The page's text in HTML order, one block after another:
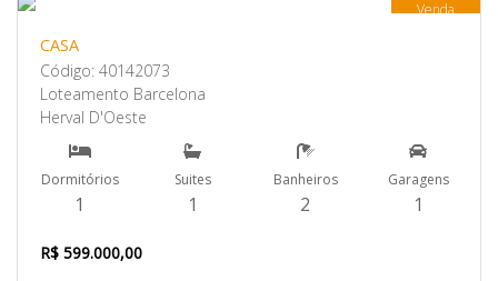
Venda
CASA
Código: 40142073
Loteamento Barcelona
Herval D'Oeste
Dormitórios
1
Suites
1
Banheiros
2
Garagens
1
R$ 599.000,00